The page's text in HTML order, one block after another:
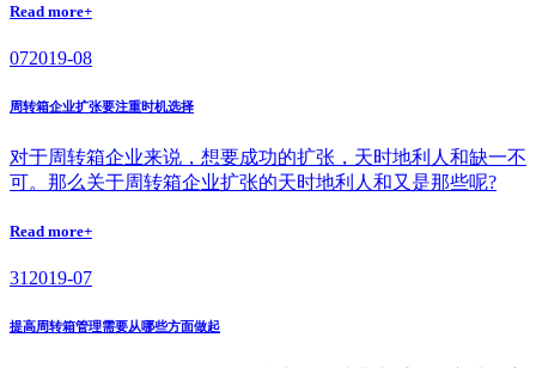
Read more+
072019-08
周转箱企业扩张要注重时机选择
对于周转箱企业来说，想要成功的扩张，天时地利人和缺一不
可。那么关于周转箱企业扩张的天时地利人和又是那些呢?
Read more+
31 2019-07
提高周转箱管理需要从哪些方面做起